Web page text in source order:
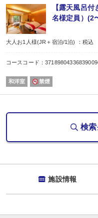
-ご朝食-
和食膳をご用意しております。
（通常は夕食＝(1)17:30〜
※満席になり次第、空いているお
◆食物アレルギーの対応について
恐れ入りますが、29品目以外の
詳しくは公式サイトをご確認くだ
◆温泉◆
■強羅温泉
■炭酸泉風呂 男女各１
【露天風呂
名様定員）(2
大人お1人様(JR＋宿泊/1泊) ：税込
コースコード：
和洋室 禁煙
検
施設情報